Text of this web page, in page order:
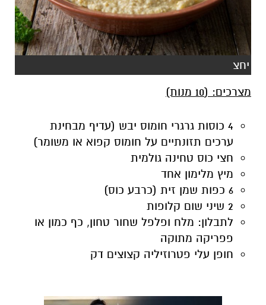
יחצ
מצרכים: (10 מנות)
4 כוסות גרגרי חומוס יבש (עדיף מבחינת
ערכים תזונתיים על חומוס קפוא או משומר)
חצי כוס טחינה גולמית
מיץ מלימון אחד
6 כפות שמן זית (כרבע כוס)
2 שיני שום קלופות
לתבלון: מלח ופלפל שחור טחון, כף כמון או
פפריקה מתוקה
חופן עלי פטרוזיליה קצוצים דק